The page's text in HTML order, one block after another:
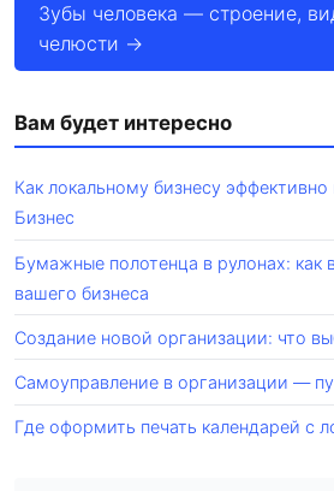
Зубы человека — строение,
челюсти →
Вам будет интересно
Как локальному бизнесу эффективно
Бизнес
Бумажные полотенца в рулонах: как
вашего бизнеса
Создание новой организации: что
Самоуправление в организации —
Где оформить печать календарей с